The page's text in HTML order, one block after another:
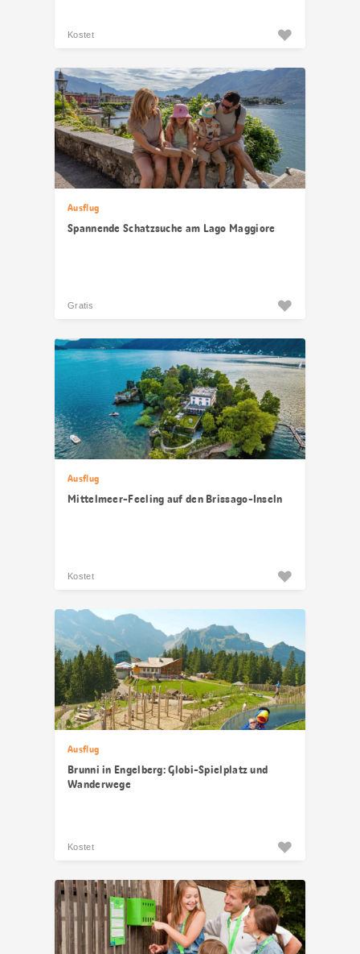
Kostet
Ausflug
Spannende Schatzsuche am Lago Maggiore
Gratis
Ausflug
Mittelmeer-Feeling auf den Brissago-Inseln
Kostet
Ausflug
Brunni in Engelberg: Globi-Spielplatz und
Wanderwege
Kostet